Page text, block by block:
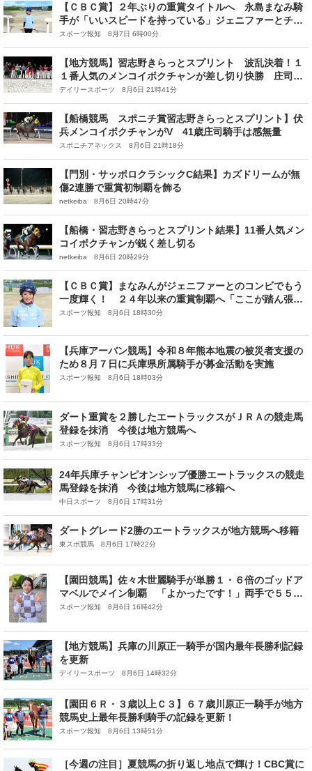
【ＣＢＣ賞】２年ぶりの重賞タイトルへ 永島まなみ騎
手が「いいスピードを持っている」ジェニファーとチャ
ンスつかむ
スポーツ報知 8月7日 6時00分
【地方競馬】習志野きらっとスプリント 波乱決着！１
１番人気のメンコイボクチャンが差し切り快勝 庄司大
は重賞初制覇
デイリースポーツ 8月6日 21時41分
【船橋競馬 スポニチ賞習志野きらっとスプリント】伏
兵メンコイボクチャンがV 41歳庄司騎手は感無量
スポニチアネックス 8月6日 21時18分
【門別・サッポロクラシックC結果】カズドリームが無
傷2連勝で重賞初制覇を飾る
netkeiba 8月6日 20時47分
【船橋・習志野きらっとスプリント結果】11番人気メン
コイボクチャンが鋭く差し切る
netkeiba 8月6日 20時29分
【ＣＢＣ賞】まなみんがジェニファーとのコンビでもう
一度輝く！ ２４年以来の重賞制覇へ「ここが踏ん張り
どころです」
スポーツ報知 8月6日 18時30分
【兵庫アーバン競馬】令和８年熊本地震の被災者支援の
ため８月７日に兵庫県所属騎手が募金活動を実施
スポーツ報知 8月6日 18時03分
ダート重賞を２勝したエートラックスがＪＲＡの競走馬
登録を抹消 今後は地方競馬へ
スポーツ報知 8月6日 17時33分
24年兵庫チャンピオンシップ優勝エートラックスの競走
馬登録を抹消 今後は地方競馬に移籍へ
中日スポーツ 8月6日 17時31分
ダートグレード2勝のエートラックスが地方競馬へ移籍
東スポ競馬 8月6日 17時22分
【園田競馬】佐々木世麗騎手が単勝１・６倍のゴッドア
マベルでメイン制覇 「よかったです！」両手で５５勝
のポーズ
スポーツ報知 8月6日 16時42分
【地方競馬】兵庫の川原正一騎手が国内最年長勝利記録
を更新
デイリースポーツ 8月6日 14時32分
【園田６Ｒ・３歳以上Ｃ３】６７歳川原正一騎手が地方
競馬史上最年長勝利騎手の記録を更新！
スポーツ報知 8月6日 13時51分
［今週の注目］夏競馬の折り返し地点で輝け！CBC賞に